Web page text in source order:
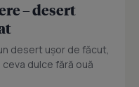
– desert
desert ușor de făcut,
dulce fără ouă